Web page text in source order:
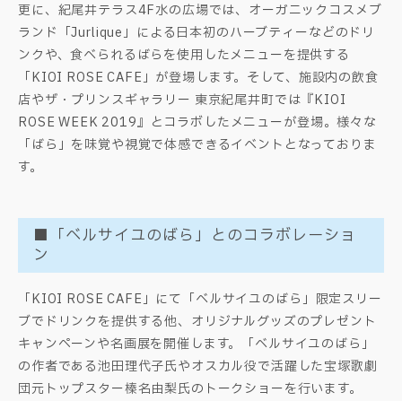
更に、紀尾井テラス4F水の広場では、オーガニックコスメブ
ランド「Jurlique」による日本初のハーブティーなどのドリ
ンクや、食べられるばらを使用したメニューを提供する
「KIOI ROSE CAFE」が登場します。そして、施設内の飲食
店やザ・プリンスギャラリー 東京紀尾井町では『KIOI
ROSE WEEK 2019』とコラボしたメニューが登場。様々な
「ばら」を味覚や視覚で体感できるイベントとなっておりま
す。
■「ベルサイユのばら」とのコラボレーショ
ン
「KIOI ROSE CAFE」にて「ベルサイユのばら」限定スリー
ブでドリンクを提供する他、オリジナルグッズのプレゼント
キャンペーンや名画展を開催します。「ベルサイユのばら」
の作者である池田理代子氏やオスカル役で活躍した宝塚歌劇
団元トップスター榛名由梨氏のトークショーを行います。